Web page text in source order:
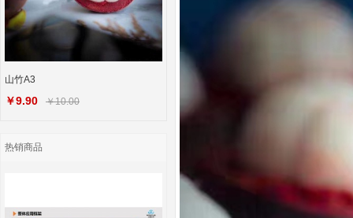
山竹A3
￥9.90 ￥10.00
热销商品